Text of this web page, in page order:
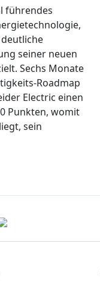
führendes
seiner neuen
Sechs Monate
Roadmap
Electric einen
Punkten, womit
sein